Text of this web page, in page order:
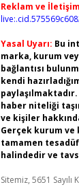
Reklam ve
Yasal Uyarı: Bu
marka, kurum
bağlantısı
kendi
haber niteliği
ve kişiler
Gerçek kurum
tamamen
halindedir ve
Sitemiz, 5651